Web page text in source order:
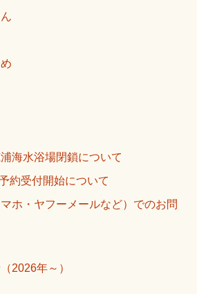
海水浴場閉鎖について
約受付開始について
ホ・ヤフーメールなど）でのお問
2026年～）